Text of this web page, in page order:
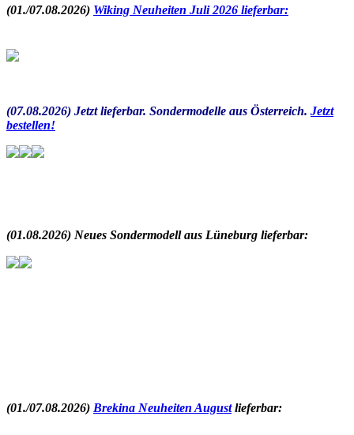
(01./07.08.2026) Wiking Neuheiten Juli 2026 lieferbar:
(07.08.2026) Jetzt lieferbar. Sondermodelle aus Österreich. Jetzt
bestellen!
(01.08.2026) Neues Sondermodell aus Lüneburg lieferbar:
(01./07.08.2026) Brekina Neuheiten Augustlieferbar: